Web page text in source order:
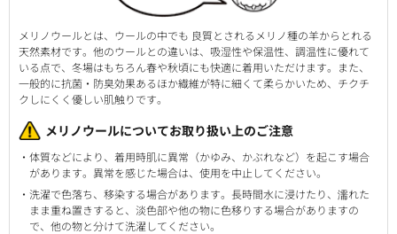
メリノウールとは、ウールの中でも 良質とされるメリノ種の羊からとれる
天然素材です。他のウールとの違いは、吸湿性や保温性、調温性に優れて
いる点で、冬場はもちろん春や秋頃にも快適に着用いただけます。また、
一般的に抗菌・防臭効果あるほか繊維が特に細くて柔らかいため、チクチ
クしにくく優しい肌触りです。
メリノウールについてお取り扱い上のご注意
体質などにより、着用時肌に異常（かゆみ、かぶれなど）を起こす場合
があります。異常を感じた場合は、使用を中止してください。
洗濯で色落ち、移染する場合があります。長時間水に浸けたり、濡れた
まま重ね置きすると、淡色部や他の物に色移りする場合がありますの
で、他の物と分けて洗濯してください。